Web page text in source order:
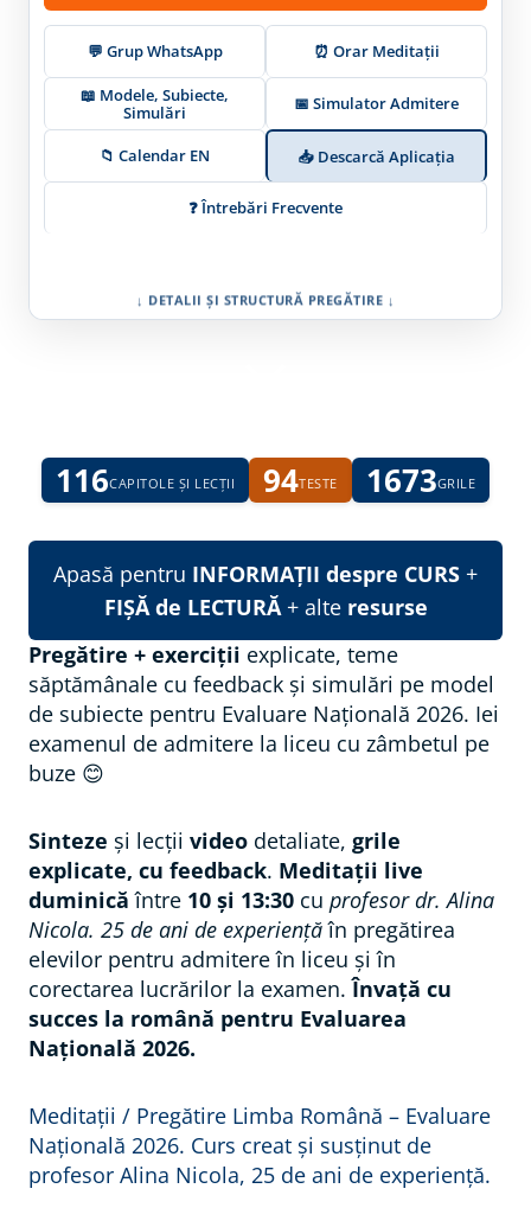
💬 Grup WhatsApp ⏰ Orar Meditații
📖 Modele, Subiecte,
Simulări
📅 Simulator Admitere
📁 Calendar EN 📥 Descarcă Aplicația
❓ Întrebări Frecvente
↓ DETALII ȘI STRUCTURĂ PREGĂTIRE ↓
116CAPITOLE ȘI LECȚII 94TESTE 1673GRILE
Apasă pentru INFORMAȚII despre CURS +
FIȘĂ de LECTURĂ+ alte resurse
Pregătire + exerciții explicate, teme
săptămânale cu feedback și simulări pe model
de subiecte pentru Evaluare Națională 2026. Iei
examenul de admitere la liceu cu zâmbetul pe
buze 😊
Sinteze și lecții video detaliate, grile
explicate, cu feedback. Meditații live
duminicăîntre 10 și 13:30 cu profesor dr. Alina
Nicola. 25 de ani de experiențăîn pregătirea
elevilor pentru admitere în liceu și în
corectarea lucrărilor la examen.Învață cu
succes la română pentru Evaluarea
Națională 2026.
Meditații / Pregătire Limba Română – Evaluare
Națională 2026. Curs creat și susținut de
profesor Alina Nicola, 25 de ani de experiență.